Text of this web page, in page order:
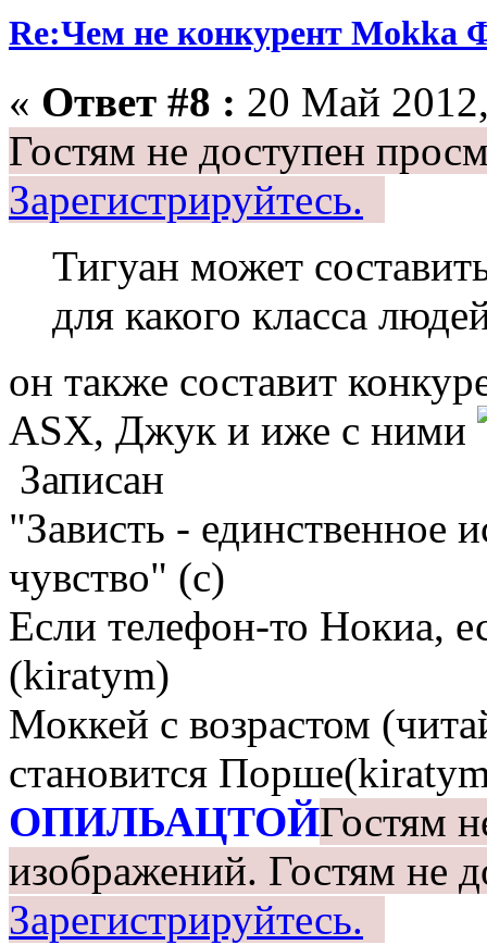
Re:Чем не конкурент Mokka
« Ответ #8 : 20 Май
Гостям не доступен
Зарегистрируйтесь.
Тигуан может
для какого класса
он также составит
ASX, Джук и иже с ними
Записан
"Зависть - единственное
чувство" (с)
Если телефон-то Нокиа,
(kiratym)
Моккей с возрастом
становится
ОПИЛЬАЦТОЙГостям
изображений. Гостям не
Зарегистрируйтесь.